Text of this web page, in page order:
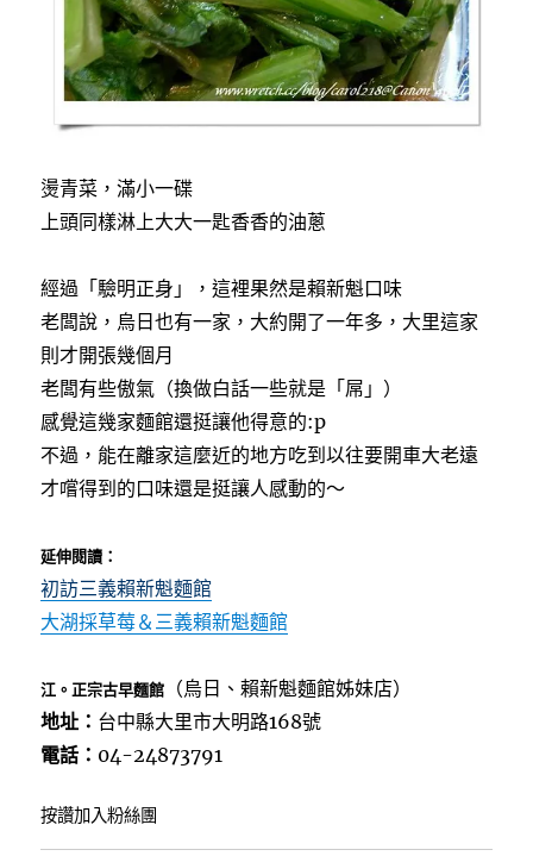
燙青菜，滿小一碟
上頭同樣淋上大大一匙香香的油蔥
經過「驗明正身」，這裡果然是賴新魁口味
老闆說，烏日也有一家，大約開了一年多，大里這家
則才開張幾個月
老闆有些傲氣（換做白話一些就是「屌」）
感覺這幾家麵館還挺讓他得意的:p
不過，能在離家這麼近的地方吃到以往要開車大老遠
才嚐得到的口味還是挺讓人感動的～
延伸閱讀：
初訪三義賴新魁麵館
大湖採草莓＆三義賴新魁麵館
江。正宗古早麵館
（烏日、賴新魁麵館姊妹店）
地址： 台中縣大里市大明路168號
電話： 04-24873791
按讚加入粉絲團